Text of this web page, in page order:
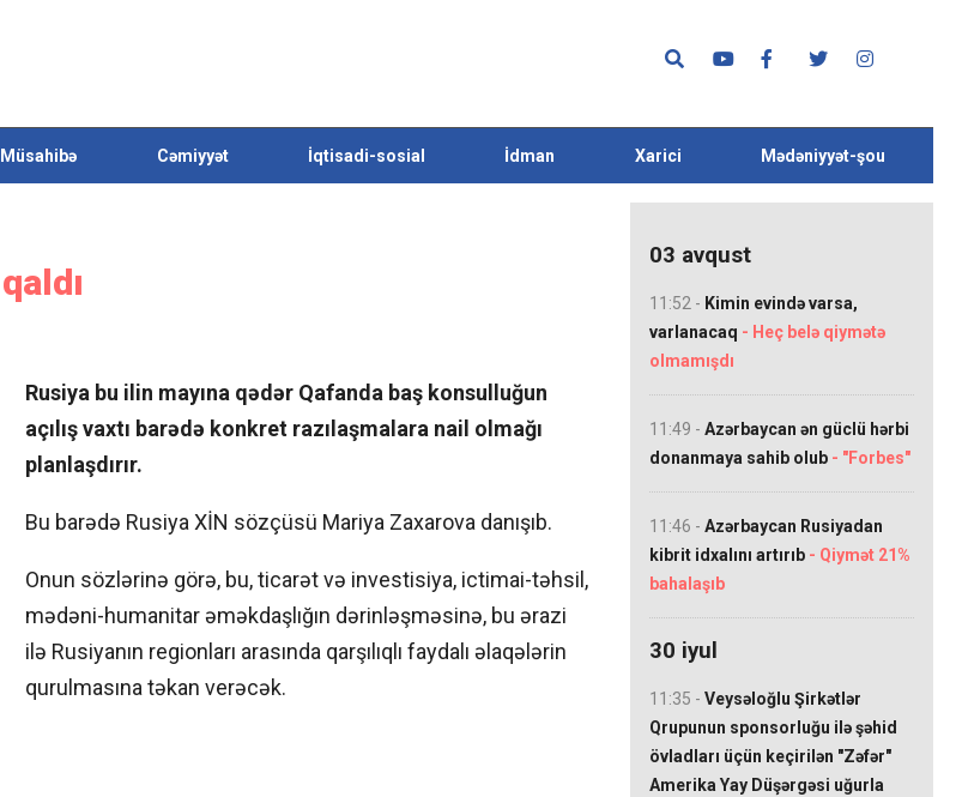
Müsahibə Cəmiyyət İqtisadi-sosial İdman Xarici Mədəniyyət-şou
Rusiya bu ilin mayına qədər Qafanda baş konsulluğun
açılış vaxtı barədə konkret razılaşmalara nail olmağı
planlaşdırır.
Bu barədə Rusiya XİN sözçüsü Mariya Zaxarova danışıb.
Onun sözlərinə görə, bu, ticarət və investisiya, ictimai-təhsil,
mədəni-humanitar əməkdaşlığın dərinləşməsinə, bu ərazi
ilə Rusiyanın regionları arasında qarşılıqlı faydalı əlaqələrin
qurulmasına təkan verəcək.
03 avqust
11:52 - Kimin evində varsa,
varlanacaq - Heç belə qiymətə
olmamışdı
11:49 - Azərbaycan ən güclü hərbi
donanmaya sahib olub - "Forbes"
11:46 - Azərbaycan Rusiyadan
kibrit idxalını artırıb - Qiymət 21%
bahalaşıb
30 iyul
11:35 - Veysəloğlu Şirkətlər
Qrupunun sponsorluğu ilə şəhid
övladları üçün keçirilən "Zəfər"
Amerika Yay Düşərgəsi uğurla